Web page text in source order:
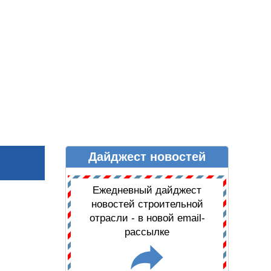
ДАЙДЖЕСТ НОВОСТЕЙДайджест новостей
Ежедневный дайджест
новостей строительной
отрасли - в новой email-
рассылке